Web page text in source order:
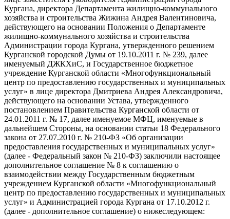
Кургана, директора Департамента жилищно-коммунального
хозяйства и строительства Жижина Андрея Валентиновича,
действующего на основании Положения о Департаменте
жилищно-коммунального хозяйства и строительства
Администрации города Кургана, утвержденного решением
Курганской городской Думы от 19.10.2011 г. № 239, далее
именуемый ДЖКХиС, и Государственное бюджетное
учреждение Курганской области «Многофункциональный
центр по предоставлению государственных и муниципальных
услуг» в лице директора Дмитриева Андрея Александровича,
действующего на основании Устава, утвержденного
постановлением Правительства Курганской области от
24.01.2011 г. № 17, далее именуемое МФЦ, именуемые в
дальнейшем Стороны, на основании статьи 18 Федерального
закона от 27.07.2010 г. № 210-ФЗ «Об организации
предоставления государственных и муниципальных услуг»
(далее - Федеральный закон № 210-ФЗ) заключили настоящее
дополнительное соглашение № 8 к соглашению о
взаимодействии между Государственным бюджетным
учреждением Курганской области «Многофункциональный
центр по предоставлению государственных и муниципальных
услуг» и Администрацией города Кургана от 17.10.2012 г.
(далее - дополнительное соглашение) о нижеследующем: